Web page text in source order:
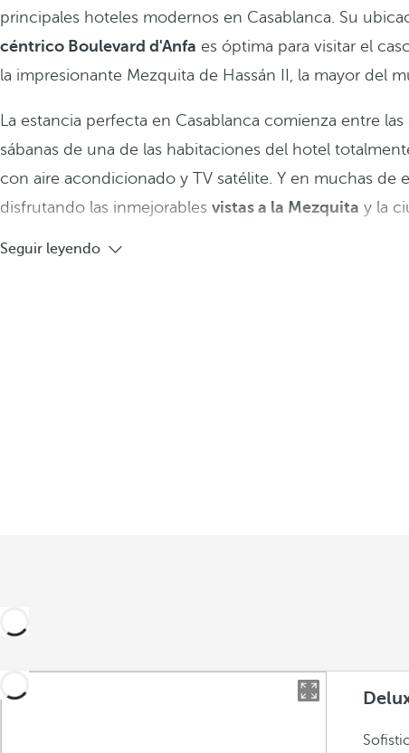
principales hoteles modernos en Casablanca. Su
céntrico Boulevard d'Anfa es óptima para visitar el
la impresionante Mezquita de Hassán II, la mayor del
La estancia perfecta en Casablanca comienza entre las
sábanas de una de las habitaciones del hotel
con aire acondicionado y TV satélite. Y en muchas de
disfrutando las inmejorables vistas a la Mezquita y la
Seguir leyendo